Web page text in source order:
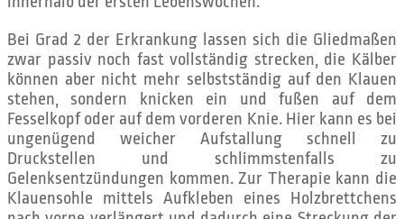
Bei Grad 2 der Erkrankung lassen sich die Gliedmaßen
zwar passiv noch fast vollständig strecken, die Kälber
können aber nicht mehr selbstständig auf den Klauen
stehen, sondern knicken ein und fußen auf dem
Fesselkopf oder auf dem vorderen Knie. Hier kann es bei
ungenügend weicher Aufstallung schnell zu
Druckstellen und schlimmstenfalls zu
Gelenksentzündungen kommen. Zur Therapie kann die
Klauensohle mittels Aufkleben eines Holzbrettchens